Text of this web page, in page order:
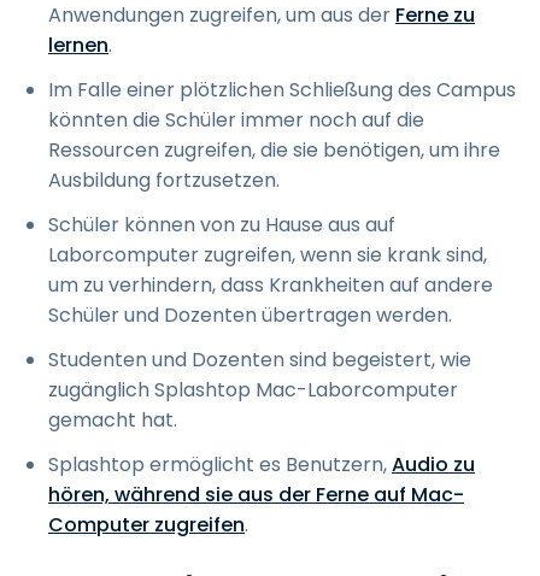
Anwendungen zugreifen, um aus der Ferne zu
lernen.
Im Falle einer plötzlichen Schließung des Campus
könnten die Schüler immer noch auf die
Ressourcen zugreifen, die sie benötigen, um ihre
Ausbildung fortzusetzen.
Schüler können von zu Hause aus auf
Laborcomputer zugreifen, wenn sie krank sind,
um zu verhindern, dass Krankheiten auf andere
Schüler und Dozenten übertragen werden.
Studenten und Dozenten sind begeistert, wie
zugänglich Splashtop Mac-Laborcomputer
gemacht hat.
Splashtop ermöglicht es Benutzern,Audio zu
hören, während sie aus der Ferne auf Mac-
Computer zugreifen.